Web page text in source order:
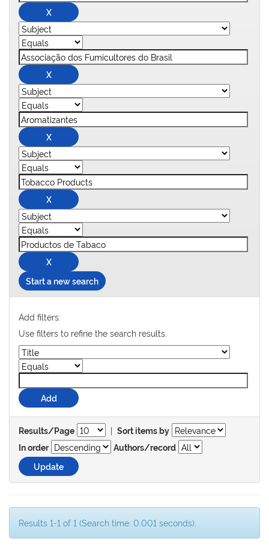
Start a new search
Add filters:
Use filters to refine the search results.
Results/Page | Sort items by
In order
Authors/record
Results 1-1 of 1 (Search time: 0.001 seconds).